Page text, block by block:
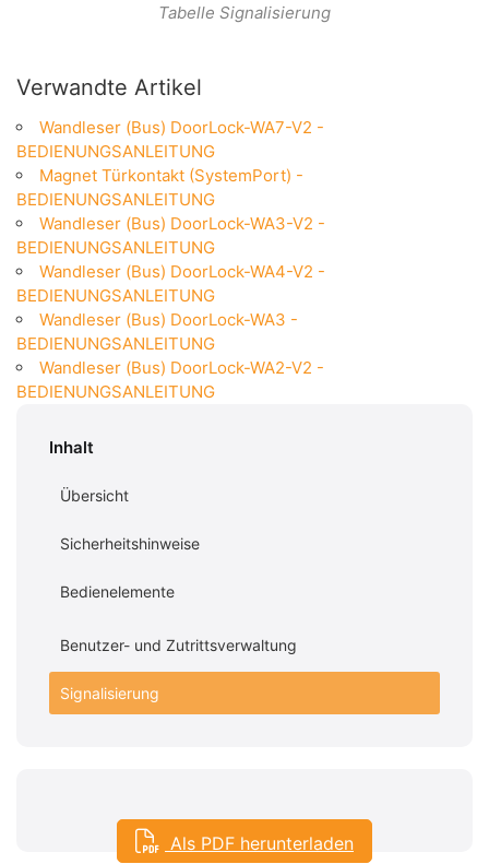
Tabelle Signalisierung
Verwandte Artikel
Wandleser (Bus) DoorLock-WA7-V2 -
BEDIENUNGSANLEITUNG
Magnet Türkontakt (SystemPort) -
BEDIENUNGSANLEITUNG
Wandleser (Bus) DoorLock-WA3-V2 -
BEDIENUNGSANLEITUNG
Wandleser (Bus) DoorLock-WA4-V2 -
BEDIENUNGSANLEITUNG
Wandleser (Bus) DoorLock-WA3 -
BEDIENUNGSANLEITUNG
Wandleser (Bus) DoorLock-WA2-V2 -
BEDIENUNGSANLEITUNG
Inhalt
Übersicht
Sicherheitshinweise
Bedienelemente
Benutzer- und Zutrittsverwaltung
Signalisierung
Als PDF herunterladen